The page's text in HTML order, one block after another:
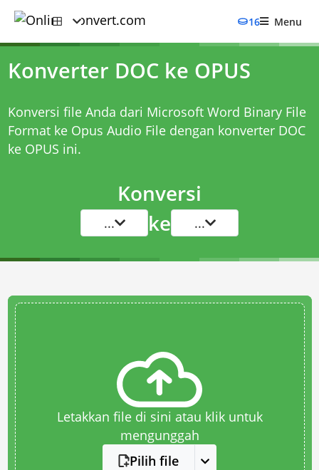
16 Menu
Konverter DOC ke OPUS
Konversi file Anda dari Microsoft Word Binary File
Format ke Opus Audio File dengan konverter DOC
ke OPUS ini.
Konversi
... ke ...
Letakkan file di sini atau klik untuk
mengunggah
Pilih file